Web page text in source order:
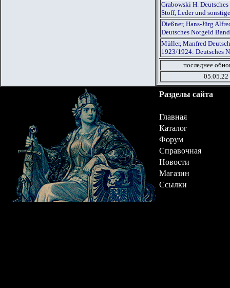
Grabowski H.
Stoff, Leder und
Dießner, Hans-Jürg
Deutsches Notgeld
Müller, Manfred
1923/1924: Deutsches
последнее
05.05.22
Разделы сайта
Главная
Каталог
Форум
Справочная
Новости
Магазин
Ссылки